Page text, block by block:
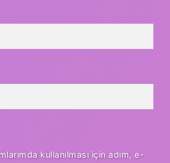
kullanılması için adım, e-